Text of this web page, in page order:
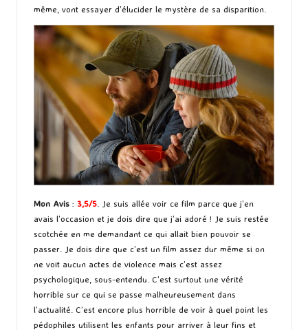
même, vont essayer d’élucider le mystère de sa disparition.
Mon Avis : 3,5/5. Je suis allée voir ce film parce que j’en
avais l’occasion et je dois dire que j’ai adoré ! Je suis restée
scotchée en me demandant ce qui allait bien pouvoir se
passer. Je dois dire que c’est un film assez dur même si on
ne voit aucun actes de violence mais c’est assez
psychologique, sous-entendu. C’est surtout une vérité
horrible sur ce qui se passe malheureusement dans
l’actualité. C’est encore plus horrible de voir à quel point les
pédophiles utilisent les enfants pour arriver à leur fins et